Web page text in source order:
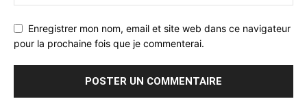
Enregistrer mon nom, email et site web dans ce navigateur
pour la prochaine fois que je commenterai.